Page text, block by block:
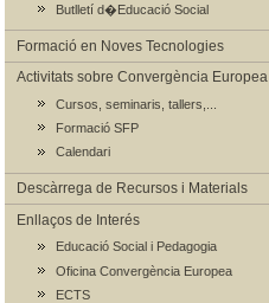
Butlletí d�Educació Social
Formació en Noves Tecnologies
Activitats sobre Convergència Europea
Cursos, seminaris, tallers,...
Formació SFP
Calendari
Descàrrega de Recursos i Materials
Enllaços de Interés
Educació Social i Pedagogia
Oficina Convergència Europea
ECTS